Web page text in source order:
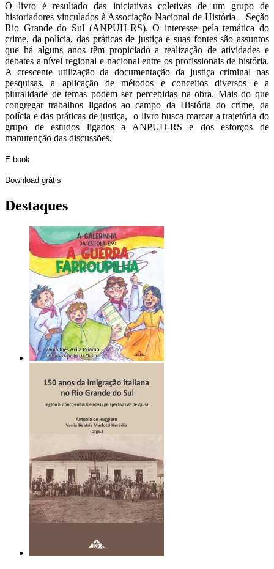
O livro é resultado das iniciativas coletivas de um grupo de
historiadores vinculados à Associação Nacional de História – Seção
Rio Grande do Sul (ANPUH-RS). O interesse pela temática do
crime, da polícia, das práticas de justiça e suas fontes são assuntos
que há alguns anos têm propiciado a realização de atividades e
debates a nível regional e nacional entre os profissionais de história.
A crescente utilização da documentação da justiça criminal nas
pesquisas, a aplicação de métodos e conceitos diversos e a
pluralidade de temas podem ser percebidas na obra. Mais do que
congregar trabalhos ligados ao campo da História do crime, da
polícia e das práticas de justiça, o livro busca marcar a trajetória do
grupo de estudos ligados a ANPUH-RS e dos esforços de
manutenção das discussões.
E-book
Download grátis
Destaques